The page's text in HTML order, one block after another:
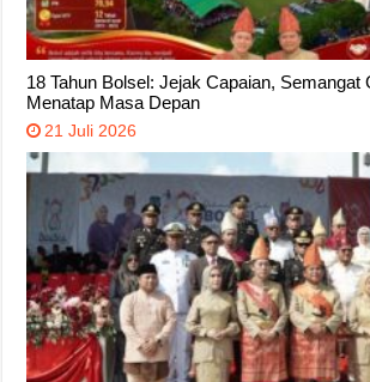
18 Tahun Bolsel: Jejak Capaian, Semangat
Menatap Masa Depan
21 Juli 2026